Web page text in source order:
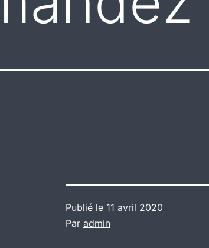
Publié le 11 avril 2020
Par admin